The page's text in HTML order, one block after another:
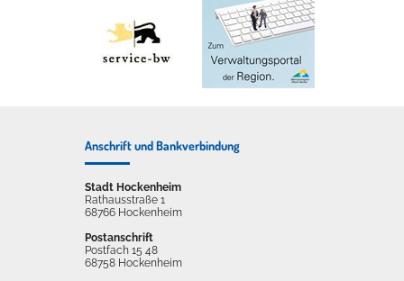
Anschrift und Bankverbindung
Stadt Hockenheim
Rathausstraße 1
68766 Hockenheim
Postanschrift
Postfach 15 48
68758 Hockenheim